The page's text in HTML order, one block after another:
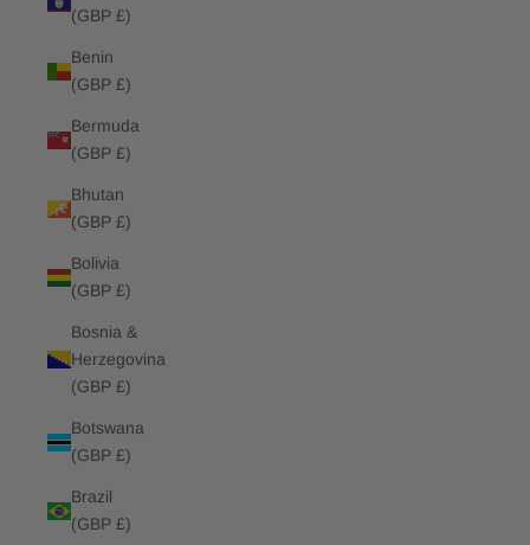
(GBP £)
Benin
(GBP £)
Bermuda
(GBP £)
Bhutan
(GBP £)
Bolivia
(GBP £)
Bosnia &
Herzegovina
(GBP £)
Botswana
(GBP £)
Brazil
(GBP £)